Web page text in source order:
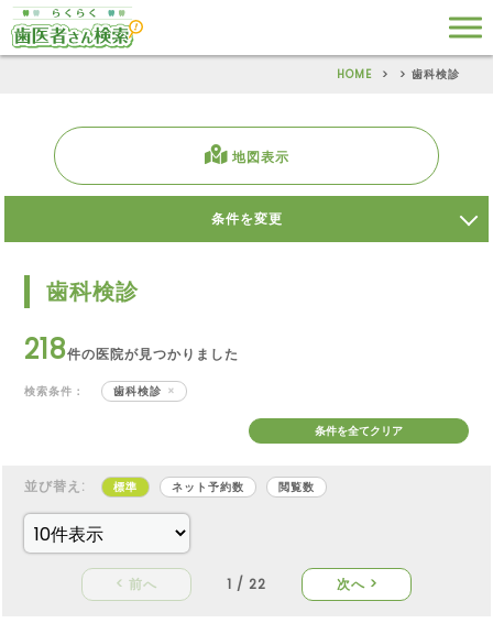
HOME 歯科検診
地図表示
条件を変更
歯科検診
218件の医院が見つかりました
検索条件： 歯科検診
条件を全てクリア
並び替え: 標準 ネット予約数 閲覧数
< 前へ 1 / 22 次へ >